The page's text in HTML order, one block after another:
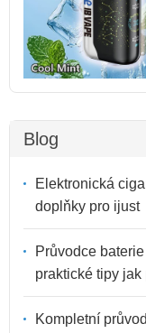
Blog
Elektronická
doplňky pro ijust
Průvodce
praktické tipy
Kompletní